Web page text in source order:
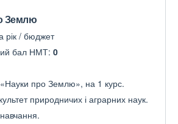
Землю
рік / бюджет
бал НМТ: 0
«Науки про Землю», на 1 курс.
природничих і аграрних наук.